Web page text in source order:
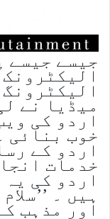
جیسے جیسے
میڈیا نے
اردو کی
خوب بنائی
اردو کے
خدمات
اردو کی
ہیں ۔
اور مذہب